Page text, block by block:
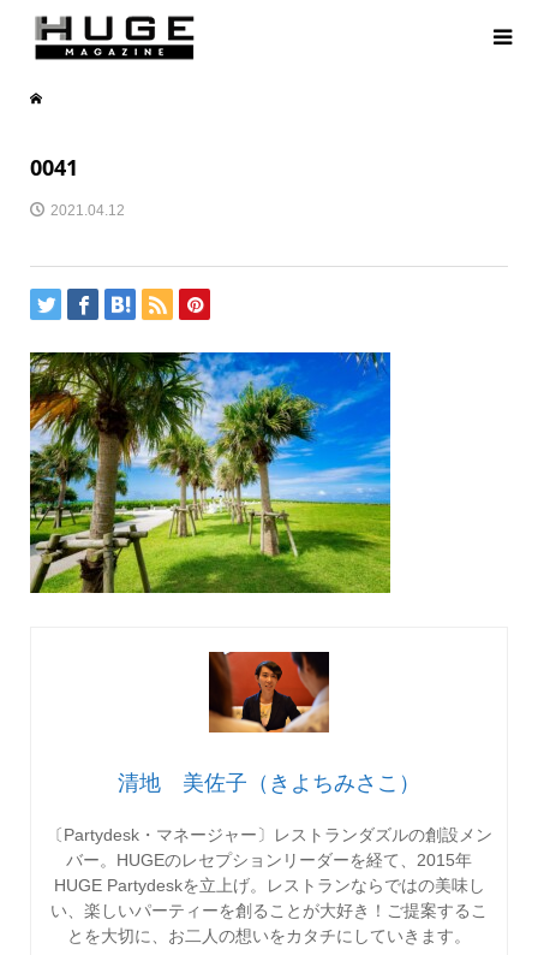
0041
2021.04.12
清地 美佐子（きよちみさこ）
〔Partydesk・マネージャー〕レストランダズルの創設メン
バー。HUGEのレセプションリーダーを経て、2015年
HUGE Partydeskを立上げ。レストランならではの美味し
い、楽しいパーティーを創ることが大好き！ご提案するこ
とを大切に、お二人の想いをカタチにしていきます。